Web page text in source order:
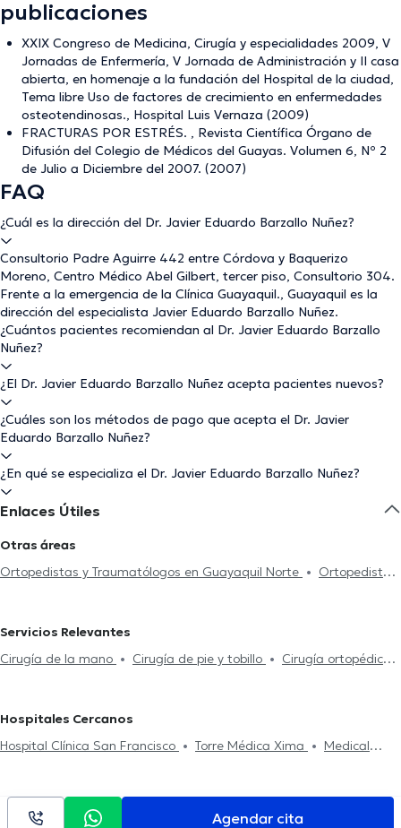
publicaciones
XXIX Congreso de Medicina, Cirugía y especialidades 2009, V
Jornadas de Enfermería, V Jornada de Administración y II casa
abierta, en homenaje a la fundación del Hospital de la ciudad,
Tema libre Uso de factores de crecimiento en enfermedades
osteotendinosas., Hospital Luis Vernaza (2009)
FRACTURAS POR ESTRÉS. , Revista Científica Órgano de
Difusión del Colegio de Médicos del Guayas. Volumen 6, Nº 2
de Julio a Diciembre del 2007. (2007)
FAQ
¿Cuál es la dirección del Dr. Javier Eduardo Barzallo Nuñez?
Consultorio Padre Aguirre 442 entre Córdova y Baquerizo
Moreno, Centro Médico Abel Gilbert, tercer piso, Consultorio 304.
Frente a la emergencia de la Clínica Guayaquil., Guayaquil es la
dirección del especialista Javier Eduardo Barzallo Nuñez.
¿Cuántos pacientes recomiendan al Dr. Javier Eduardo Barzallo
Nuñez?
¿El Dr. Javier Eduardo Barzallo Nuñez acepta pacientes nuevos?
¿Cuáles son los métodos de pago que acepta el Dr. Javier
Eduardo Barzallo Nuñez?
¿En qué se especializa el Dr. Javier Eduardo Barzallo Nuñez?
Enlaces Útiles
Otras áreas
Ortopedistas y Traumatólogos en Guayaquil Norte
Ortopedistas
Ortopedistas y Traumatólogos en Daule
Servicios Relevantes
Cirugía de la mano
Cirugía de pie y tobillo
Cirugía ortopédica y
Hospitales Cercanos
Hospital Clínica San Francisco
Torre Médica Xima
Medical
Sucursal Norte
Agendar cita